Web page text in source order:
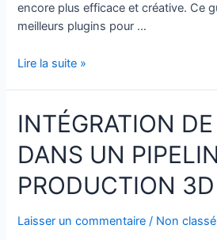
encore plus efficace et créative. Ce
meilleurs plugins pour …
Les
pour
Améliorer
Votre
sur
Lire la suite »
INTÉGRATION
DANS UN
PRODUCTION 3D
Laisser un commentaire / Non classé